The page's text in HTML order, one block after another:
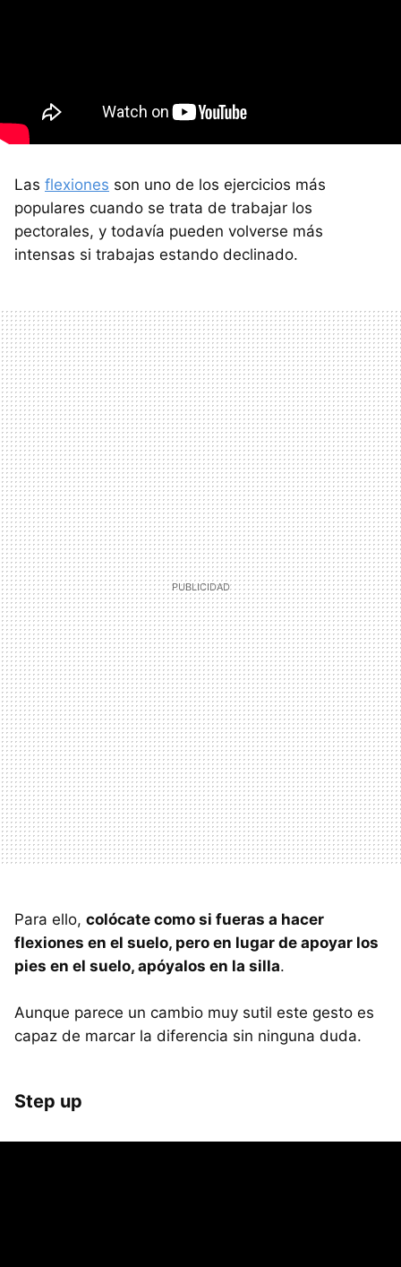
Las flexiones son uno de los ejercicios más
populares cuando se trata de trabajar los
pectorales, y todavía pueden volverse más
intensas si trabajas estando declinado.
Para ello, colócate como si fueras a hacer
flexiones en el suelo, pero en lugar de apoyar los
pies en el suelo, apóyalos en la silla.
Aunque parece un cambio muy sutil este gesto es
capaz de marcar la diferencia sin ninguna duda.
Step up